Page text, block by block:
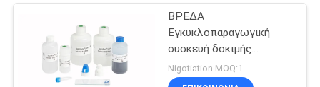
Σετ Ωρίμανσης
ΒΡΕΔΑ
Εγκυκλοπαραγωγική
συσκευή δοκιμής
κατακερματισμού DNA
σπερματοζωαρίων 2-8°C
Nigotiation MOQ:1